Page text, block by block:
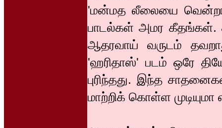
'மன்மத லீலையை
பாடல்கள் அமர கீதங்கள்.
ஆதரவாய் வருடம்
'ஹரிதாஸ்' படம் ஒரே
புரிந்தது. இந்த
மாற்றிக் கொள்ள